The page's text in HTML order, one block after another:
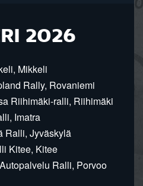
2026
Mikkeli
Rally, Rovaniemi
Riihimäki-ralli, Riihimäki
Imatra
Ralli, Jyväskylä
Kitee, Kitee
Ralli, Porvoo